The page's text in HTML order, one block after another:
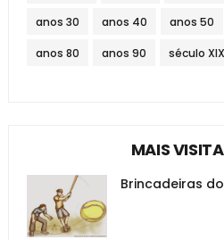
anos 30 anos 40 anos 50
anos 80 anos 90 século XIX
MAIS
Brincadeiras